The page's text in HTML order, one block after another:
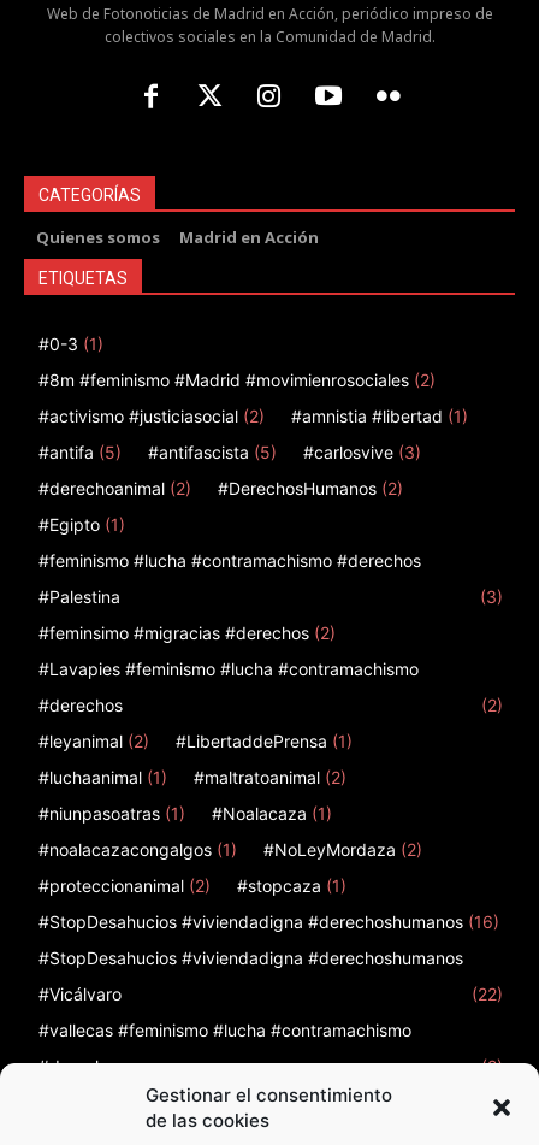
Gestionar el consentimiento
de las cookies
Web de Fotonoticias de Madrid en Acción, periódico impreso de
colectivos sociales en la Comunidad de Madrid.
CATEGORÍAS
Quienes somos Madrid en Acción
ETIQUETAS
#0-3 (1)
#8m #feminismo #Madrid #movimienrosociales (2)
#activismo #justiciasocial (2) #amnistia #libertad (1)
#antifa (5) #antifascista (5) #carlosvive (3)
#derechoanimal (2) #DerechosHumanos (2)
#Egipto (1)
#feminismo #lucha #contramachismo #derechos
#Palestina
(3)
#feminsimo #migracias #derechos (2)
#Lavapies #feminismo #lucha #contramachismo
#derechos
(2)
#leyanimal (2) #LibertaddePrensa (1)
#luchaanimal (1) #maltratoanimal (2)
#niunpasoatras (1) #Noalacaza (1)
#noalacazacongalgos (1) #NoLeyMordaza (2)
#proteccionanimal (2) #stopcaza (1)
#StopDesahucios #viviendadigna #derechoshumanos (16)
#StopDesahucios #viviendadigna #derechoshumanos
#Vicálvaro
(22)
#vallecas #feminismo #lucha #contramachismo
#derechos
(2)
12 de febrero (1) 12F (1) 12octubre